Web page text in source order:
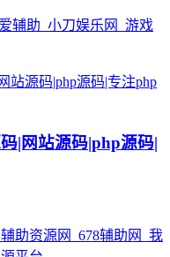
辅助_小刀娱乐网_游戏
|网站源码|php源码|